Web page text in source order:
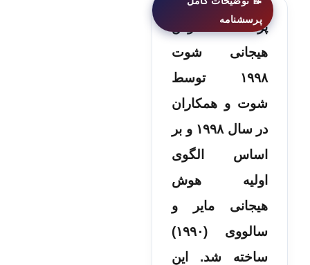
پرسشنامه هوش
هیجانی شوت
۱۹۹۸ توسط
شوت و همکاران
در سال ۱۹۹۸ و بر
اساس الگوی
اولیه هوش
هیجانی مایر و
سالووی (۱۹۹۰)
ساخته شد. این